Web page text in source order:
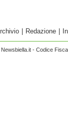
Redazione
- Codice